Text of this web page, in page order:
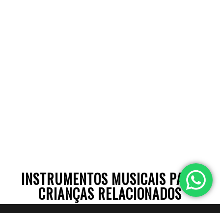
INSTRUMENTOS MUSICAIS PARA
CRIANÇAS RELACIONADOS